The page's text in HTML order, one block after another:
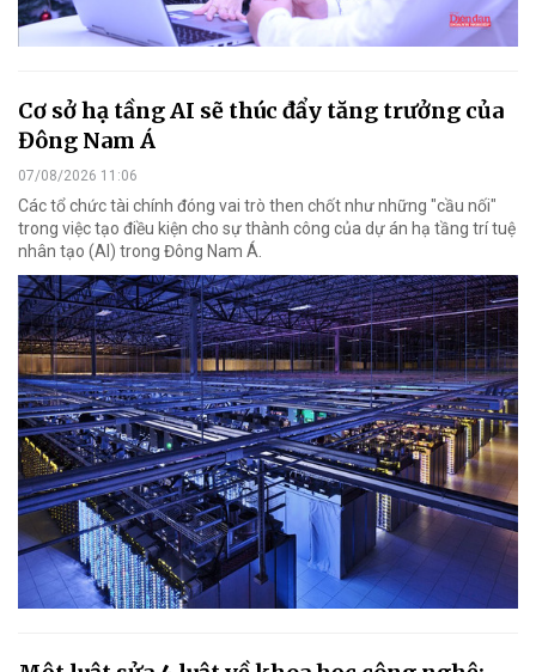
Cơ sở hạ tầng AI sẽ thúc đẩy tăng trưởng của
Đông Nam Á
07/08/2026 11:06
Các tổ chức tài chính đóng vai trò then chốt như những "cầu nối"
trong việc tạo điều kiện cho sự thành công của dự án hạ tầng trí tuệ
nhân tạo (AI) trong Đông Nam Á.